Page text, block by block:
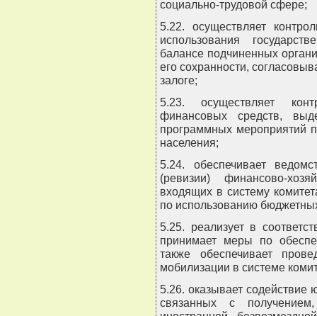
социально-трудовой сфере;
5.22. осуществляет
использования
балансе подчиненных
его сохранности,
залоге;
5.23. осуществляет
финансовых средств,
программных мероприятий
населения;
5.24. обеспечивает
(ревизии) финансово-
входящих в систему
по использованию
5.25. реализует в
принимает меры по
также обеспечивает
мобилизации в системе
5.26. оказывает
связанных с